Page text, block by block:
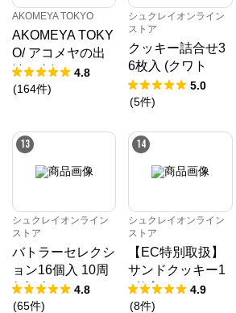
AKOMEYA TOKYO
AKOMEYA TOKY
O/ アコメヤの出
汁 真鯛 35g
（7g×5袋）
4.8
(164件)
シュクレイオンライン
ストア
クッキー詰合せ3
6枚入 (クワト
ロ・バニラ)5.0
(5件)
13
シュクレイオンライン
ストア
バトラーセレクシ
ョン16個入 10周
年記念パッケージ
4.8
(65件)
14
シュクレイオンライン
ストア
【EC特別取扱】
サンドクッキー1
8枚入
4.9
(8件)